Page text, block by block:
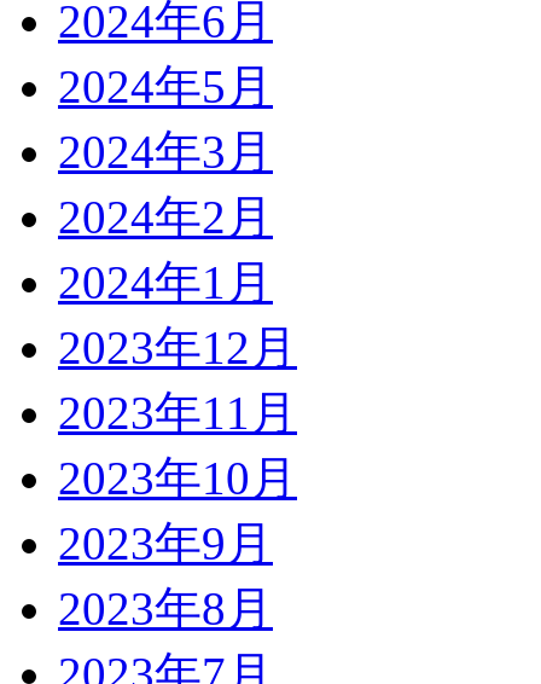
2024年6月
2024年5月
2024年3月
2024年2月
2024年1月
2023年12月
2023年11月
2023年10月
2023年9月
2023年8月
2023年7月